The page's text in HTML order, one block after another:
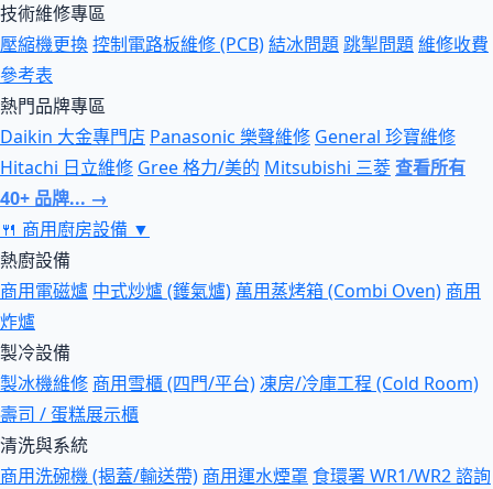
技術維修專區
壓縮機更換控制電路板維修 (PCB)結冰問題跳掣問題維修收費
參考表
熱門品牌專區
Daikin 大金專門店 Panasonic 樂聲維修 General 珍寶維修
Hitachi 日立維修 Gree 格力/美的 Mitsubishi 三菱查看所有
40+ 品牌... →
🍴 商用廚房設備 ▼
熱廚設備
商用電磁爐 中式炒爐 (鑊氣爐) 萬用蒸烤箱 (Combi Oven) 商用
炸爐
製冷設備
製冰機維修 商用雪櫃 (四門/平台)凍房/冷庫工程 (Cold Room)
壽司 / 蛋糕展示櫃
清洗與系統
商用洗碗機 (揭蓋/輸送帶) 商用運水煙罩 食環署 WR1/WR2 諮詢